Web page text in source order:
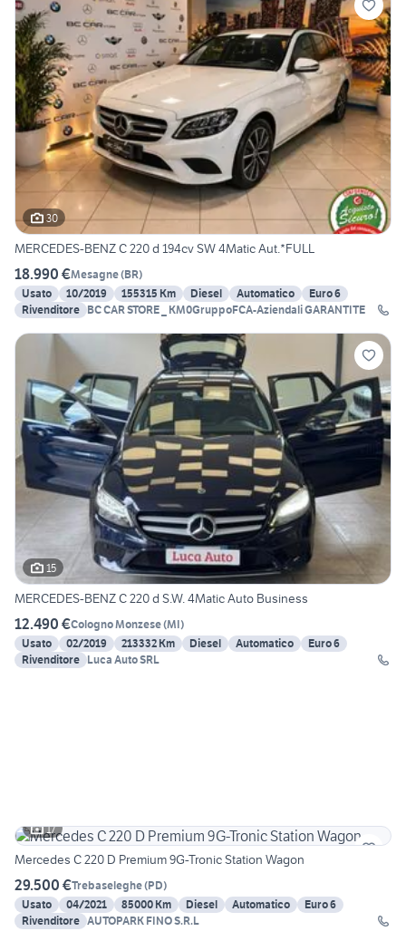
30
MERCEDES-BENZ C 220 d 194cv SW 4Matic Aut.*FULL
18.990 €Mesagne(BR)
Usato
10/2019 155315 Km Diesel Automatico
Euro 6
Rivenditore BC CAR STORE _ KM0GruppoFCA-Aziendali GARANTITE
15
MERCEDES-BENZ C 220 d S.W. 4Matic Auto Business
12.490 €Cologno Monzese(MI)
Usato
02/2019 213332 Km Diesel Automatico
Euro 6
Rivenditore Luca Auto SRL
17
Mercedes C 220 D Premium 9G-Tronic Station Wagon
29.500 €Trebaseleghe(PD)
Usato
04/2021 85000 Km Diesel Automatico
Euro 6
Rivenditore AUTOPARK FINO S.R.L